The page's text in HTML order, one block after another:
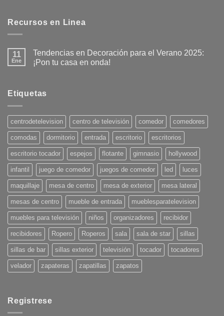
Recursos en Linea
11
Ene
Tendencias en Decoración para el Verano 2025:
¡Pon tu casa en onda!
en
para
el
Verano
2025:
¡Pon
tu
casa
en
onda!
Etiquetas
centrodetelevision centro de televisión comedor comedores
comodas dormitorio entrada escritorio escritorios
escritorio tocador espejos flotante gimnasio hollywood
infantil juego de comedor juegos de comedor led luces
maquillaje mesa de centro mesa de exterior mesa lateral
mesas de centro mueble de entrada mueblesparatelevision
muebles para televisión niños organizadores recibidor
recibidores Ropero Roperos sala sala de star sillas
sillas de bar sillas exterior televisión tocador tocadores
velador zapateras zapatillas zapatos
Registrese